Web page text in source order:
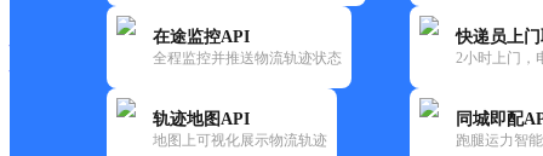
在途监控API
全程监控并推送物流轨迹状态
轨迹地图API
地图上可视化展示物流轨迹
快递员上
2小时上门，
同城即配
跑腿运力智